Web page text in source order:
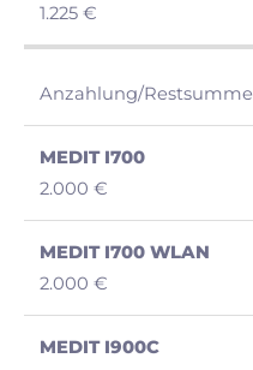
1.225 €
Anzahlung/Restsumme
2.000 €
2.000 €